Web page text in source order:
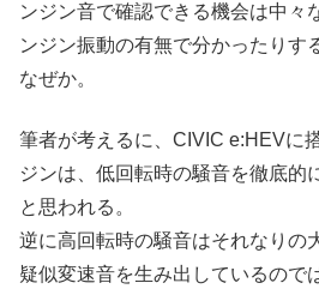
ンジン音で確認できる機会は中々
ンジン振動の有無で分かったりす
なぜか。
筆者が考えるに、CIVIC e:HEVに
ジンは、低回転時の騒音を徹底的
と思われる。
逆に高回転時の騒音はそれなりの
疑似変速音を生み出しているので